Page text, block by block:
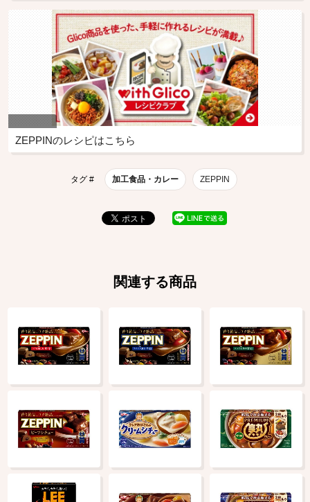
ZEPPINのレシピはこちら
タグ # 加工食品・カレー ZEPPIN
関連する商品